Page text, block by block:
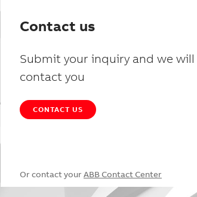
Contact us
Submit your inquiry and we will
contact you
CONTACT US
Or contact your ABB Contact Center